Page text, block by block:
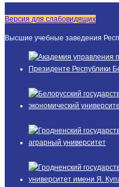
Версия для слабовидящих
Высшие учебные заведения